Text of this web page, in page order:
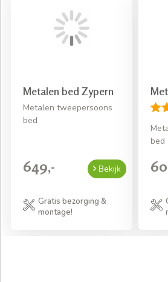
Metalen bed Zypern
Metalen tweepersoons
bed
649,- Bekijk
Gratis bezorging &
montage!
bed